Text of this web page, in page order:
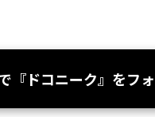
『ドコニーク』をフ